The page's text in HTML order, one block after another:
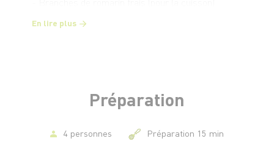
Pour la sauce tex-mex maison :
- 1 c. à café de cumin moulu
- 1 c. à café de piment doux ou fort (selon les
- 1 gousse d’ail émincée
En lire plus
Préparation
4 personnes Préparation 15 min